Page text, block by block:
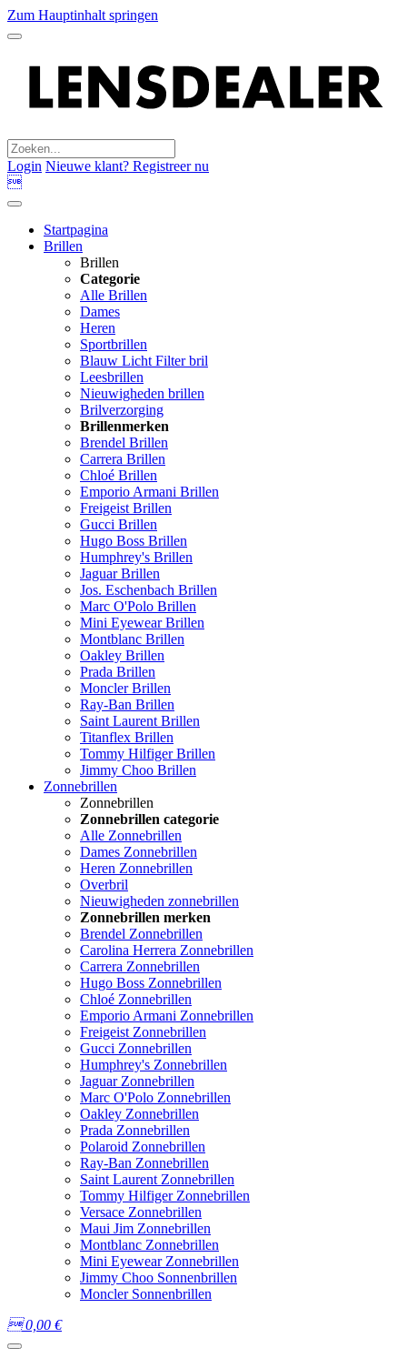
Zum Hauptinhalt springen
Login Nieuwe klant? Registreer nu

Startpagina
Brillen
Brillen
Categorie
Alle Brillen
Dames
Heren
Sportbrillen
Blauw Licht Filter bril
Leesbrillen
Nieuwigheden brillen
Brilverzorging
Brillenmerken
Brendel Brillen
Carrera Brillen
Chloé Brillen
Emporio Armani Brillen
Freigeist Brillen
Gucci Brillen
Hugo Boss Brillen
Humphrey's Brillen
Jaguar Brillen
Jos. Eschenbach Brillen
Marc O'Polo Brillen
Mini Eyewear Brillen
Montblanc Brillen
Oakley Brillen
Prada Brillen
Moncler Brillen
Ray-Ban Brillen
Saint Laurent Brillen
Titanflex Brillen
Tommy Hilfiger Brillen
Jimmy Choo Brillen
Zonnebrillen
Zonnebrillen
Zonnebrillen categorie
Alle Zonnebrillen
Dames Zonnebrillen
Heren Zonnebrillen
Overbril
Nieuwigheden zonnebrillen
Zonnebrillen merken
Brendel Zonnebrillen
Carolina Herrera Zonnebrillen
Carrera Zonnebrillen
Hugo Boss Zonnebrillen
Chloé Zonnebrillen
Emporio Armani Zonnebrillen
Freigeist Zonnebrillen
Gucci Zonnebrillen
Humphrey's Zonnebrillen
Jaguar Zonnebrillen
Marc O'Polo Zonnebrillen
Oakley Zonnebrillen
Prada Zonnebrillen
Polaroid Zonnebrillen
Ray-Ban Zonnebrillen
Saint Laurent Zonnebrillen
Tommy Hilfiger Zonnebrillen
Versace Zonnebrillen
Maui Jim Zonnebrillen
Montblanc Zonnebrillen
Mini Eyewear Zonnebrillen
Jimmy Choo Sonnenbrillen
Moncler Sonnenbrillen
 0,00 €